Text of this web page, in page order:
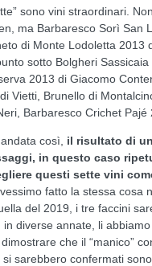
sono vini straordinari.
ma Barbaresco Sorì San
di Monte Lodoletta 2013
sotto Bolgheri
2013 di Giacomo
Vietti, Brunello di
Barbaresco Crichet Pajé
così, il risultato di
in questo caso
questi sette vini
fatto la stessa cosa
del 2019, i tre faccini
in diverse annate, li
che il “manico”
sarebbero confermati